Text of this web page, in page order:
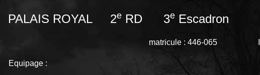
PALAIS ROYAL 2e RD 3e Escadron
matricule : 446-065
Equipage :